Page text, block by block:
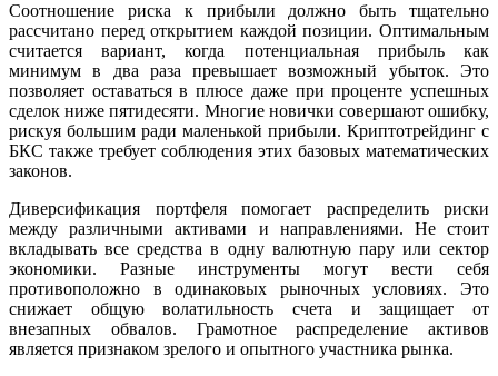
Соотношение риска к прибыли должно быть тщательно
рассчитано перед открытием каждой позиции. Оптимальным
считается вариант, когда потенциальная прибыль как
минимум в два раза превышает возможный убыток. Это
позволяет оставаться в плюсе даже при проценте успешных
сделок ниже пятидесяти. Многие новички совершают ошибку,
рискуя большим ради маленькой прибыли. Криптотрейдинг с
БКС также требует соблюдения этих базовых математических
законов.
Диверсификация портфеля помогает распределить риски
между различными активами и направлениями. Не стоит
вкладывать все средства в одну валютную пару или сектор
экономики. Разные инструменты могут вести себя
противоположно в одинаковых рыночных условиях. Это
снижает общую волатильность счета и защищает от
внезапных обвалов. Грамотное распределение активов
является признаком зрелого и опытного участника рынка.